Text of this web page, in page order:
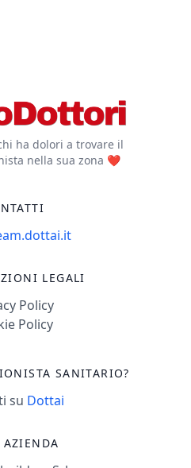
ha dolori a trovare il
nella sua zona ❤️
LEGALI
Policy
Policy
SANITARIO?
su Dottai